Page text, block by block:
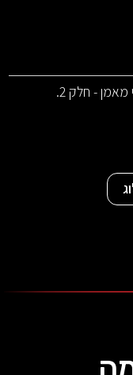
- חלק 2.